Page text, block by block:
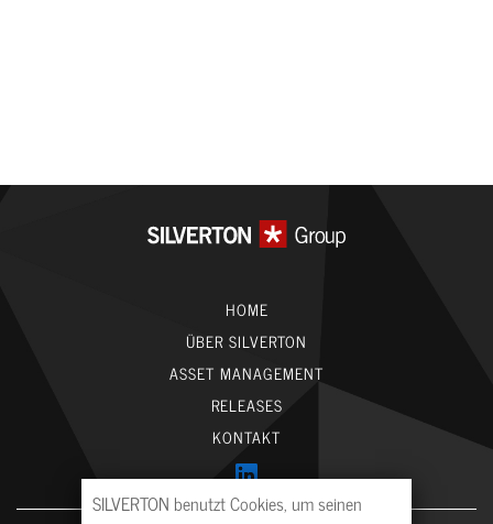
HOME
ÜBER SILVERTON
ASSET MANAGEMENT
RELEASES
KONTAKT
SILVERTON benutzt Cookies, um seinen